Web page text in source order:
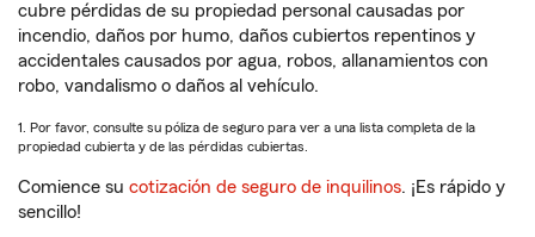
cubre pérdidas de su propiedad personal causadas por
incendio, daños por humo, daños cubiertos repentinos y
accidentales causados por agua, robos, allanamientos con
robo, vandalismo o daños al vehículo.
1. Por favor, consulte su póliza de seguro para ver a una lista completa de la
propiedad cubierta y de las pérdidas cubiertas.
Comience su cotización de seguro de inquilinos. ¡Es rápido y
sencillo!